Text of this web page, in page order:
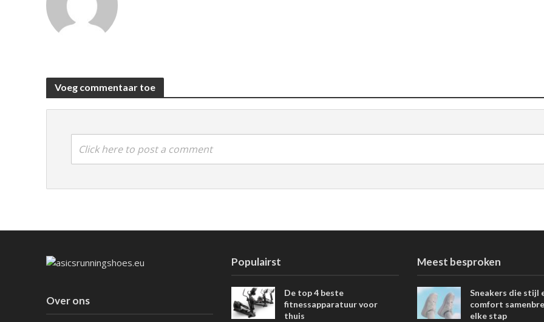
Voeg commentaar toe
Click here to post a comment
Over ons
Populairst
De top 4 beste
fitnessapparatuur voor
thuis
Meest besproken
Sneakers die stijl
comfort
elke stap